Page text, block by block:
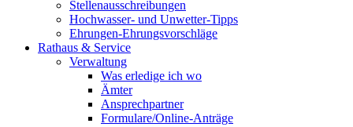
Stellenausschreibungen
Hochwasser- und Unwetter-Tipps
Ehrungen-Ehrungsvorschläge
Rathaus & Service
Verwaltung
Was erledige ich wo
Ämter
Ansprechpartner
Formulare/Online-Anträge